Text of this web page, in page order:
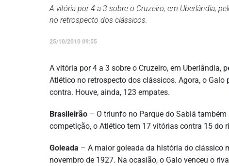
A vitória por 4 a 3 sobre o Cruzeiro, em Uberlândia,
no retrospecto dos clássicos.
25/10/2010 09:55
A vitória por 4 a 3 sobre o Cruzeiro, em
Atlético no retrospecto dos clássicos. Agora, o
contra. Houve, ainda, 123 empates.
Brasileirão – O triunfo no Parque do Sabiá
competição, o Atlético tem 17 vitórias contra 15 do
Goleada – A maior goleada da história do clássico
novembro de 1927. Na ocasião, o Galo venceu o